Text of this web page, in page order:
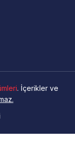
. İçerikler ve